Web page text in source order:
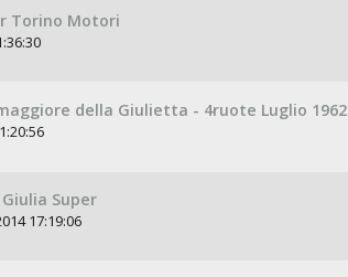
Torino Motori
della Giulietta - 4ruote Luglio 1962
Super
17:19:06